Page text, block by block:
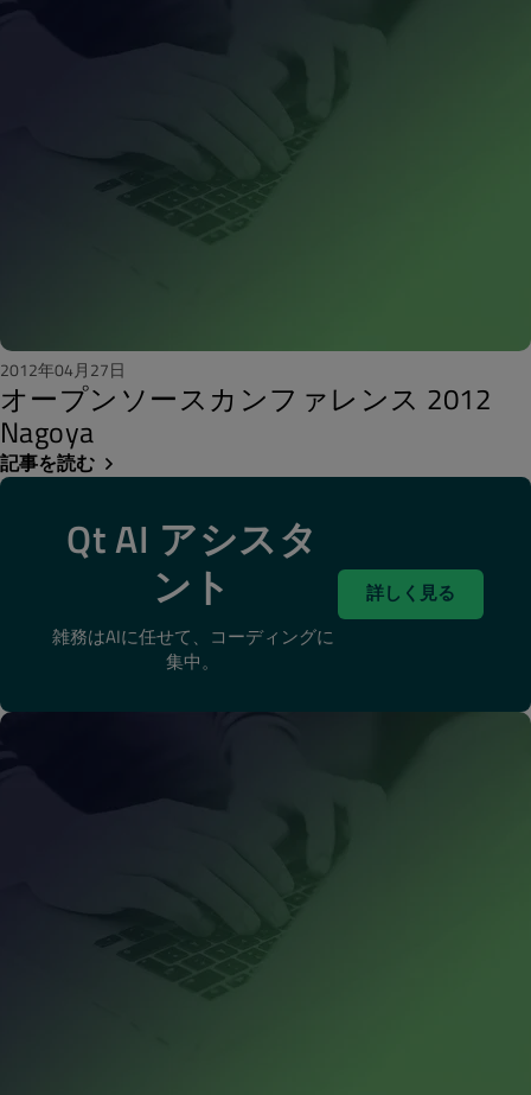
2012年04月27日
オープンソースカンファレンス 2012
Nagoya
記事を読む
Qt AI アシスタ
ント
雑務はAIに任せて、コーディングに
集中。
詳しく見る